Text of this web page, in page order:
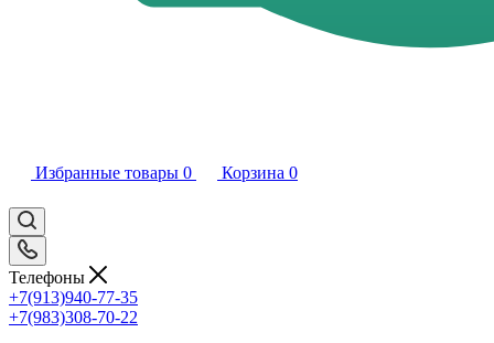
Избранные товары 0 Корзина 0
Телефоны
+7(913)940-77-35
+7(983)308-70-22